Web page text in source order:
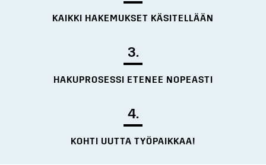
KAIKKI HAKEMUKSET KÄSITELLÄÄN
3.
HAKUPROSESSI ETENEE NOPEASTI
4.
KOHTI UUTTA TYÖPAIKKAA!